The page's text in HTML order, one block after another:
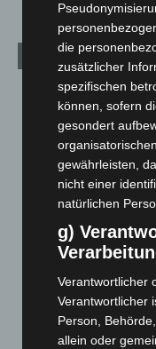
Aktuelle Beiträge
Niedersachsen:
Waldbrandeinsatz
7. August 2026
Hannover: Erste
entdeckt
7. August 2026
Brand im „Haus der
eingedämmt
6. August 2026
Region Hannover:
Roten Kreuz
die
zusätzlicher
spezifischen
können, sofern
gesondert
gewährleisten,
nicht einer
natürlichen
g)
Verantwortlicher
Verantwortlicher
Person,
allein oder